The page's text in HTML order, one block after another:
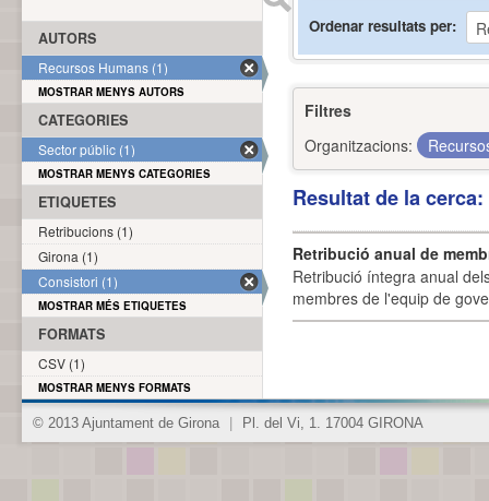
Ordenar resultats per
Filtres
Organitzacions:
Resultat de la
Retribució anual de
Retribució íntegra anual
membres de l'equip de
AUTORS
Recursos Humans (1)
MOSTRAR MENYS AUTORS
CATEGORIES
Sector públic (1)
MOSTRAR MENYS CATEGORIES
ETIQUETES
Retribucions (1)
Girona (1)
Consistori (1)
MOSTRAR MÉS ETIQUETES
FORMATS
CSV (1)
MOSTRAR MENYS FORMATS
© 2013 Ajuntament de Girona Pl. del Vi, 1. 17004 GIRONA